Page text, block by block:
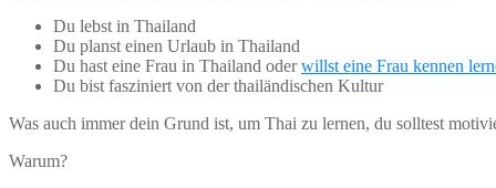
Du lebst in Thailand
Du planst einen Urlaub in Thailand
Du hast eine Frau in Thailand oderwillst eine Frau kennen
Du bist fasziniert von der thailändischen Kultur
Was auch immer dein Grund ist, um Thai zu lernen, du solltest
Warum?